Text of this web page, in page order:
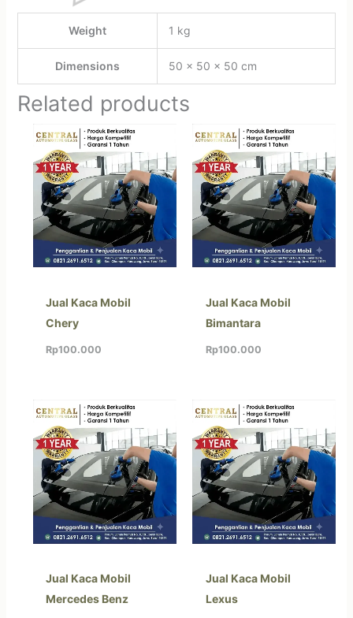
Weight 1 kg
Dimensions 50 × 50 × 50 cm
Related products
Jual Kaca Mobil
Chery
Rp100.000
Jual Kaca Mobil
Bimantara
Rp100.000
Jual Kaca Mobil
Mercedes Benz
Jual Kaca Mobil
Lexus